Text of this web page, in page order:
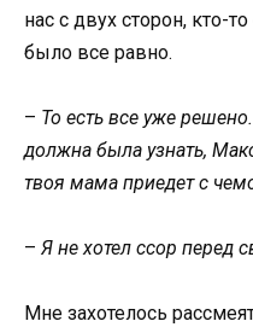
нас с двух сторон, кто-
было все равно.
– То есть все уже
должна была узнать,
твоя мама приедет с
– Я не хотел ссор перед
Мне захотелось